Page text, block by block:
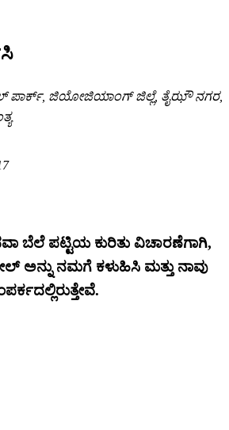
ಪಾರ್ಕ್, ಜಿಯೋಜಿಯಾಂಗ್ ಜಿಲ್ಲೆ, ತೈಝೌ ನಗರ,
ಬೆಲೆ ಪಟ್ಟಿಯ ಕುರಿತು ವಿಚಾರಣೆಗಾಗಿ,
ಅನ್ನು ನಮಗೆ ಕಳುಹಿಸಿ ಮತ್ತು ನಾವು